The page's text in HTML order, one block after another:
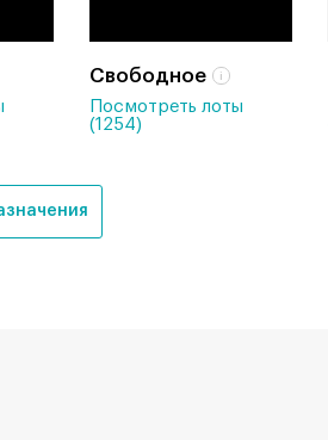
Свободное
Посмотреть лоты
(1254)